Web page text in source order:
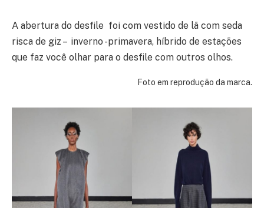
A abertura do desfile foi com vestido de lã com seda
risca de giz – inverno -primavera, híbrido de estações
que faz você olhar para o desfile com outros olhos.
Foto em reprodução da marca.